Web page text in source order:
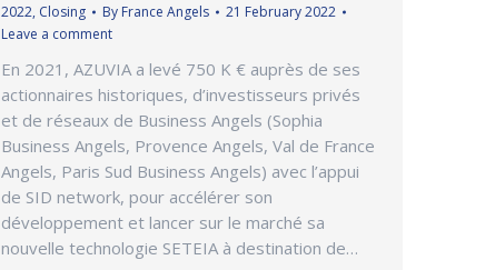
2022, Closing By France Angels
21 February 2022
Leave a comment
En 2021, AZUVIA a levé 750 K € auprès de ses
actionnaires historiques, d’investisseurs privés
et de réseaux de Business Angels (Sophia
Business Angels, Provence Angels, Val de France
Angels, Paris Sud Business Angels) avec l’appui
de SID network, pour accélérer son
développement et lancer sur le marché sa
nouvelle technologie SETEIA à destination de…